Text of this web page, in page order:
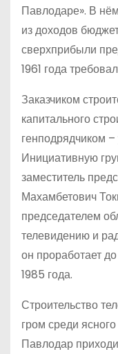
Павлодаре». В
из доходов
сверхприбыли
1961 года
Заказчиком
капитального
генподрядчиком
Инициативную
заместитель
Махамбетович
председателем
телевидению и
он проработает
1985 года.
Строительство
гром среди
Павлодар